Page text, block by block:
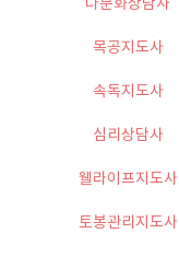
다문화상담사
목공지도사
속독지도사
심리상담사
웰라이프지도사
토봉관리지도사